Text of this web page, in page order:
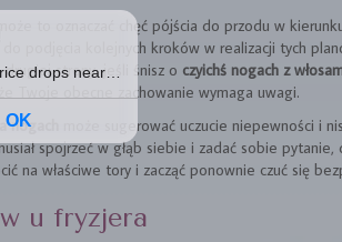
może to oznaczać chęć pójścia do przodu w
podjęcia kolejnych kroków w realizacji tych
strony, jeśli śnisz o czyichś nogach z
Twoje obecne zachowanie wymaga uwagi.
nogach
może sugerować uczucie niepewności i
spojrzeć w głąb siebie i zadać sobie
na właściwe tory i zacząć ponownie czuć się
u fryzjera